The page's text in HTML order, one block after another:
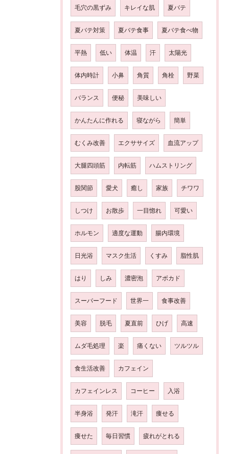
毛穴の黒ずみ キレイな肌 夏バテ
夏バテ対策 夏バテ食事 夏バテ食べ物
平熱 低い 体温 汗 太陽光
体内時計 小鼻 角質 角栓 野菜
バランス 便秘 美味しい
かんたんに作れる 寝ながら 簡単
むくみ改善 エクササイズ 血流アップ
大腿四頭筋 内転筋 ハムストリング
股関節 愛犬 癒し 家族 チワワ
しつけ お散歩 一目惚れ 可愛い
ホルモン 適度な運動 腸内環境
日光浴 マスク生活 くすみ 脂性肌
はり しみ 濃密泡 アボカド
スーパーフード 世界一 食事改善
美容 脱毛 夏直前 ひげ 高速
ムダ毛処理 楽 痛くない ツルツル
食生活改善 カフェイン
カフェインレス コーヒー 入浴
半身浴 発汗 滝汗 痩せる
痩せた 毎日習慣 疲れがとれる